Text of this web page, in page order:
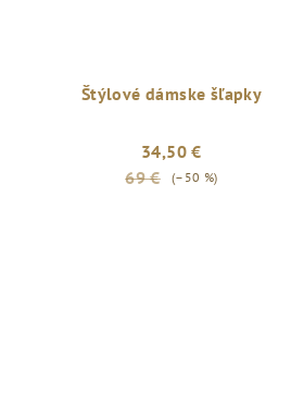
Štýlové dámske šľapky
34,50 €
69 €
(–50 %)